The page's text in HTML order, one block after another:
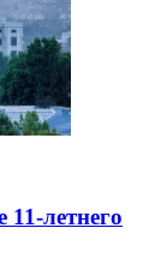
летнего